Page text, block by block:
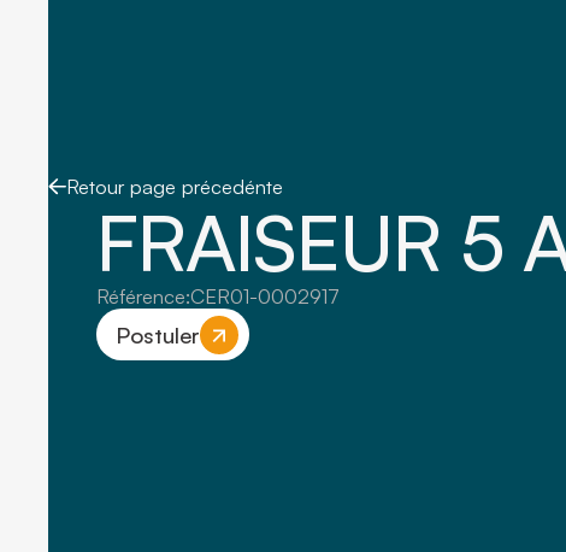
Retour page précedénte
FRAISEUR 5
Référence:CER01-0002917
Postuler